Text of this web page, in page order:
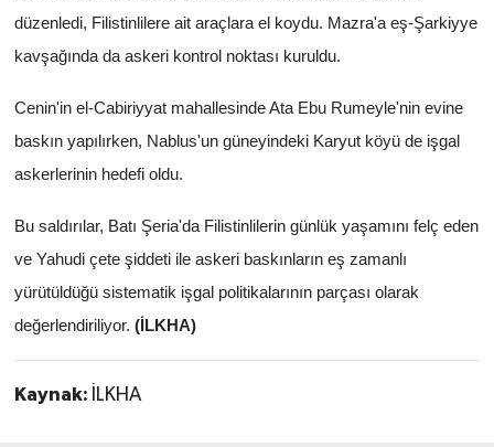
düzenledi, Filistinlilere ait araçlara el koydu. Mazra'a eş-Şarkiyye
kavşağında da askeri kontrol noktası kuruldu.
Cenin'in el-Cabiriyyat mahallesinde Ata Ebu Rumeyle'nin evine
baskın yapılırken, Nablus'un güneyindeki Karyut köyü de işgal
askerlerinin hedefi oldu.
Bu saldırılar, Batı Şeria'da Filistinlilerin günlük yaşamını felç eden
ve Yahudi çete şiddeti ile askeri baskınların eş zamanlı
yürütüldüğü sistematik işgal politikalarının parçası olarak
değerlendiriliyor. (İLKHA)
Kaynak: İLKHA